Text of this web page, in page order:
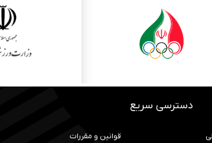
دسترسی سریع
قوانین و مقررات